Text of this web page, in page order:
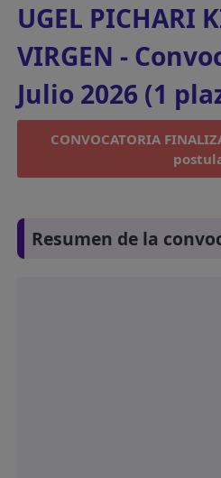
UGEL PICHARI
VIRGEN -
Julio 2026 (1
CONVOCATORIA
Resumen de la